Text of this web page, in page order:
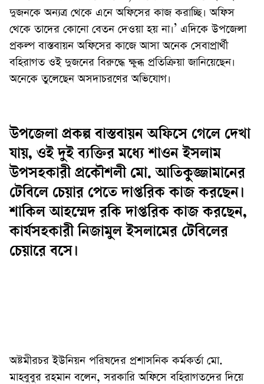
দুজনকে অন্যত্র থেকে এনে অফিসের কাজ করাচ্ছি। অফিস
থেকে তাদের কোনো বেতন দেওয়া হয় না।’ এদিকে উপজেলা
প্রকল্প বাস্তবায়ন অফিসের কাজে আসা অনেক সেবাপ্রার্থী
বহিরাগত ওই দুজনের বিরুদ্ধে ক্ষুব্ধ প্রতিক্রিয়া জানিয়েছেন।
অনেকে তুলেছেন অসদাচরণের অভিযোগ।
উপজেলা প্রকল্প বাস্তবায়ন অফিসে গেলে দেখা
যায়, ওই দুই ব্যক্তির মধ্যে শাওন ইসলাম
উপসহকারী প্রকৌশলী মো. আতিকুজ্জামানের
টেবিলে চেয়ার পেতে দাপ্তরিক কাজ করছেন।
শাকিল আহম্মেদ রকি দাপ্তরিক কাজ করছেন,
কার্যসহকারী নিজামুল ইসলামের টেবিলের
চেয়ারে বসে।
অষ্টমীরচর ইউনিয়ন পরিষদের প্রশাসনিক কর্মকর্তা মো.
মাহবুবুর রহমান বলেন, সরকারি অফিসে বহিরাগতদের দিয়ে